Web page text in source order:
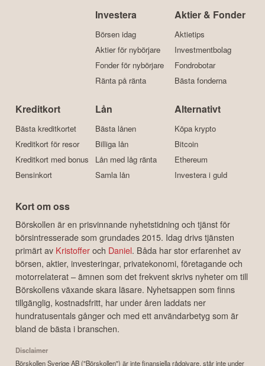
Investera
Börsen idag
Aktier för nybörjare
Fonder för nybörjare
Ränta på ränta
Aktier & Fonder
Aktietips
Investmentbolag
Fondrobotar
Bästa fonderna
Kreditkort
Bästa kreditkortet
Kreditkort för resor
Kreditkort med bonus
Bensinkort
Lån
Bästa lånen
Billiga lån
Lån med låg ränta
Samla lån
Alternativt
Köpa krypto
Bitcoin
Ethereum
Investera i guld
Kort om oss
Börskollen är en prisvinnande nyhetstidning och tjänst för
börsintresserade som grundades 2015. Idag drivs tjänsten
primärt av Kristofferoch Daniel. Båda har stor erfarenhet av
börsen, aktier, investeringar, privatekonomi, företagande och
motorrelaterat – ämnen som det frekvent skrivs nyheter om till
Börskollens växande skara läsare. Nyhetsappen som finns
tillgänglig, kostnadsfritt, har under åren laddats ner
hundratusentals gånger och med ett användarbetyg som är
bland de bästa i branschen.
Disclaimer
Börskollen Sverige AB ("Börskollen") är inte finansiella rådgivare, står inte under